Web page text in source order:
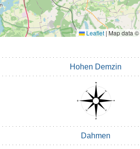
Leaflet | Map data ©
Hohen Demzin
Dahmen